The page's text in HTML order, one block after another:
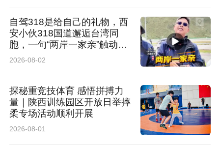
自驾318是给自己的礼物，西
安小伙318国道邂逅台湾同
胞，一句“两岸一家亲”触动人
心
2026-08-02
探秘重竞技体育 感悟拼搏力
量｜陕西训练园区开放日举摔
柔专场活动顺利开展
2026-08-01